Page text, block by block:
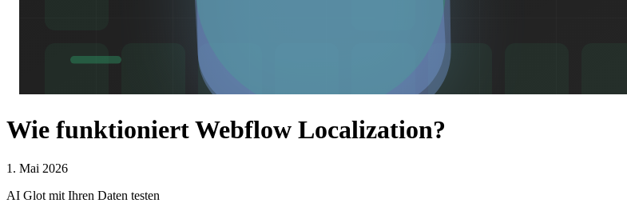
Wie funktioniert Webflow Localization?
1. Mai 2026
AI Glot mit Ihren Daten testen